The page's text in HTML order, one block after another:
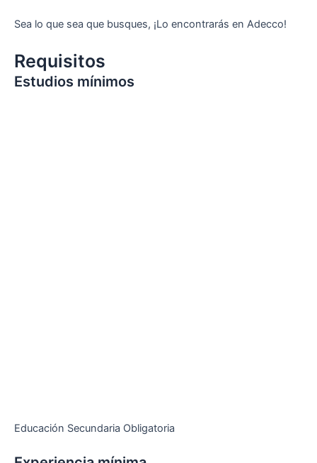
Sea lo que sea que busques, ¡Lo encontrarás en Adecco!
Requisitos
Estudios mínimos
Educación Secundaria Obligatoria